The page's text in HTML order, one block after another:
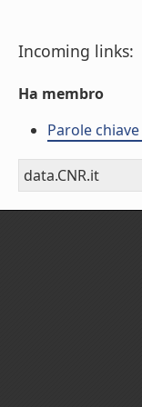
Incoming links:
Ha membro
Parole
data.CNR.it